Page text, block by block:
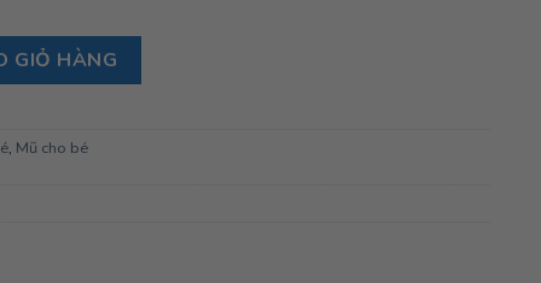
GIỎ HÀNG
, Mũ cho bé